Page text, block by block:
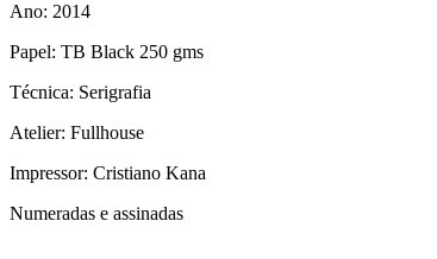
Ano: 2014
Papel: TB Black 250 gms
Técnica: Serigrafia
Atelier: Fullhouse
Impressor: Cristiano Kana
Numeradas e assinadas